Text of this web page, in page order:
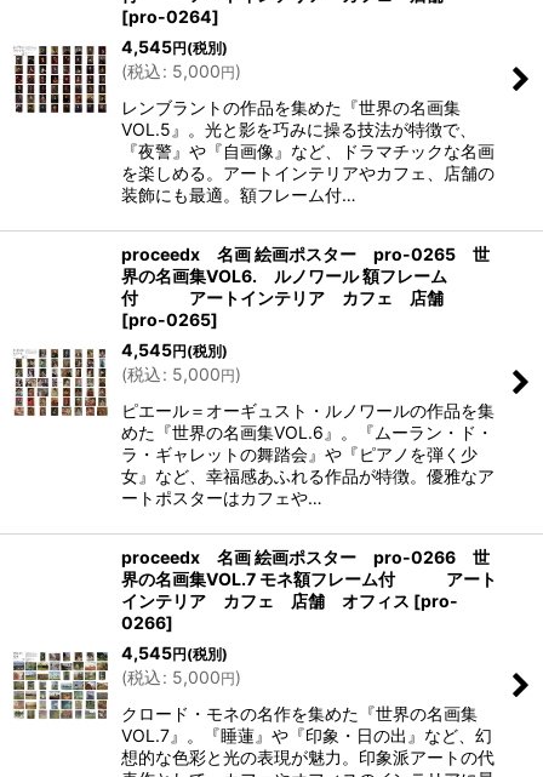
[pro-0264]
4,545円(税別)
(税込: 5,000円)
レンブラントの作品を集めた『世界の名画集
VOL.5』。光と影を巧みに操る技法が特徴で、
『夜警』や『自画像』など、ドラマチックな名画
を楽しめる。アートインテリアやカフェ、店舗の
装飾にも最適。額フレーム付…
proceedx 名画 絵画ポスター pro-0265 世
界の名画集VOL6. ルノワール 額フレーム
付 アートインテリア カフェ 店舗
[pro-0265]
4,545円(税別)
(税込: 5,000円)
ピエール＝オーギュスト・ルノワールの作品を集
めた『世界の名画集VOL.6』。『ムーラン・ド・
ラ・ギャレットの舞踏会』や『ピアノを弾く少
女』など、幸福感あふれる作品が特徴。優雅なア
ートポスターはカフェや…
proceedx 名画 絵画ポスター pro-0266 世
界の名画集VOL.7 モネ額フレーム付 アート
インテリア カフェ 店舗 オフィス [pro-
0266]
4,545円(税別)
(税込: 5,000円)
クロード・モネの名作を集めた『世界の名画集
VOL.7』。『睡蓮』や『印象・日の出』など、幻
想的な色彩と光の表現が魅力。印象派アートの代